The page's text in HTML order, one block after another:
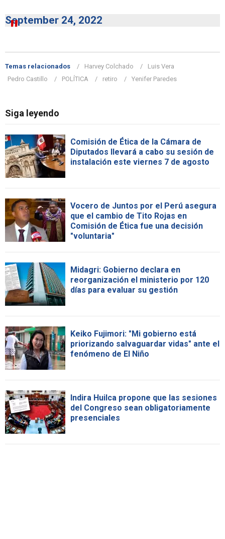
September 24, 2022
Temas relacionados Harvey Colchado
Luis Vera
Pedro Castillo
POLÍTICA retiro Yenifer Paredes
Siga leyendo
Comisión de Ética de la Cámara de
Diputados llevará a cabo su sesión de
instalación este viernes 7 de agosto
Vocero de Juntos por el Perú asegura
que el cambio de Tito Rojas en
Comisión de Ética fue una decisión
"voluntaria"
Midagri: Gobierno declara en
reorganización el ministerio por 120
días para evaluar su gestión
Keiko Fujimori: "Mi gobierno está
priorizando salvaguardar vidas" ante el
fenómeno de El Niño
Indira Huilca propone que las sesiones
del Congreso sean obligatoriamente
presenciales